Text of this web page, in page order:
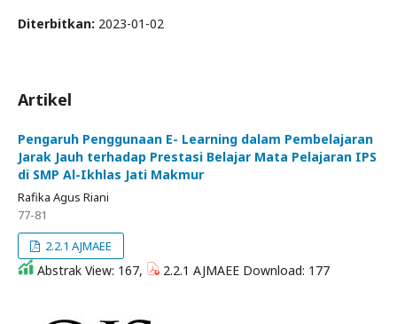
Diterbitkan: 2023-01-02
Artikel
Pengaruh Penggunaan E- Learning dalam Pembelajaran
Jarak Jauh terhadap Prestasi Belajar Mata Pelajaran IPS
di SMP Al-Ikhlas Jati Makmur
Rafika Agus Riani
77-81
2.2.1 AJMAEE
Abstrak View: 167, 2.2.1 AJMAEE Download: 177